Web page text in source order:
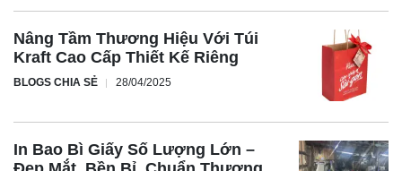
Nâng Tầm Thương Hiệu Với Túi
Kraft Cao Cấp Thiết Kế Riêng
BLOGS CHIA SẺ 28/04/2025
In Bao Bì Giấy Số Lượng Lớn –